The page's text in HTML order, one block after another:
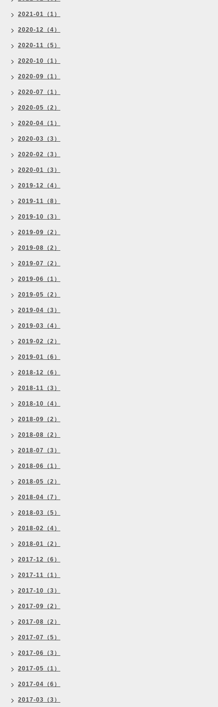
2021-01（1）
2020-12（4）
2020-11（5）
2020-10（1）
2020-09（1）
2020-07（1）
2020-05（2）
2020-04（1）
2020-03（3）
2020-02（3）
2020-01（3）
2019-12（4）
2019-11（8）
2019-10（3）
2019-09（2）
2019-08（2）
2019-07（2）
2019-06（1）
2019-05（2）
2019-04（3）
2019-03（4）
2019-02（2）
2019-01（6）
2018-12（6）
2018-11（3）
2018-10（4）
2018-09（2）
2018-08（2）
2018-07（3）
2018-06（1）
2018-05（2）
2018-04（7）
2018-03（5）
2018-02（4）
2018-01（2）
2017-12（6）
2017-11（1）
2017-10（3）
2017-09（2）
2017-08（2）
2017-07（5）
2017-06（3）
2017-05（1）
2017-04（6）
2017-03（3）